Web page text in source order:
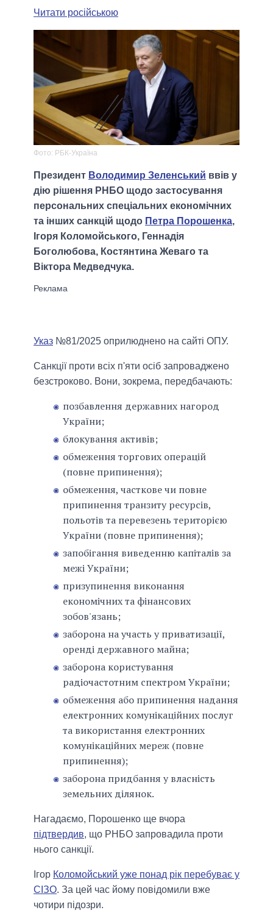
Читати російською
Фото: РБК-Україна
Президент Володимир Зеленський ввів у
дію рішення РНБО щодо застосування
персональних спеціальних економічних
та інших санкцій щодо Петра Порошенка,
Ігоря Коломойського, Геннадія
Боголюбова, Костянтина Жеваго та
Віктора Медведчука.
Указ №81/2025 оприлюднено на сайті ОПУ.
Санкції проти всіх п'яти осіб запроваджено
безстроково. Вони, зокрема, передбачають:
позбавлення державних нагород
України;
блокування активів;
обмеження торгових операцій
(повне припинення);
обмеження, часткове чи повне
припинення транзиту ресурсів,
польотів та перевезень територією
України (повне припинення);
запобігання виведенню капіталів за
межі України;
призупинення виконання
економічних та фінансових
зобов'язань;
заборона на участь у приватизації,
оренді державного майна;
заборона користування
радіочастотним спектром України;
обмеження або припинення надання
електронних комунікаційних послуг
та використання електронних
комунікаційних мереж (повне
припинення);
заборона придбання у власність
земельних ділянок.
Нагадаємо, Порошенко ще вчора
підтвердив, що РНБО запровадила проти
нього санкції.
Ігор Коломойський уже понад рік перебуває у
СІЗО. За цей час йому повідомили вже
чотири підозри.